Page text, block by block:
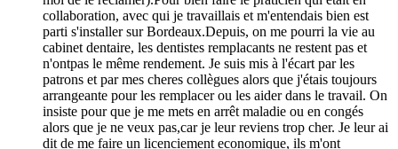
collaboration, avec qui je travaillais et m'entendais bien est
parti s'installer sur Bordeaux.Depuis, on me pourri la vie au
cabinet dentaire, les dentistes remplacants ne restent pas et
n'ontpas le même rendement. Je suis mis à l'écart par les
patrons et par mes cheres collègues alors que j'étais toujours
arrangeante pour les remplacer ou les aider dans le travail. On
insiste pour que je me mets en arrêt maladie ou en congés
alors que je ne veux pas,car je leur reviens trop cher. Je leur ai
dit de me faire un licenciement economique, ils m'ont